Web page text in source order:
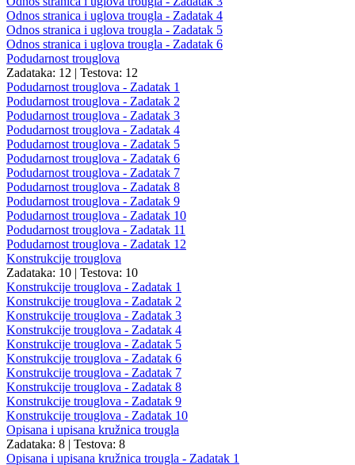
Odnos stranica i uglova trougla - Zadatak 4
Odnos stranica i uglova trougla - Zadatak 5
Odnos stranica i uglova trougla - Zadatak 6
Podudarnost trouglova
Zadataka: 12 | Testova: 12
Podudarnost trouglova - Zadatak 1
Podudarnost trouglova - Zadatak 2
Podudarnost trouglova - Zadatak 3
Podudarnost trouglova - Zadatak 4
Podudarnost trouglova - Zadatak 5
Podudarnost trouglova - Zadatak 6
Podudarnost trouglova - Zadatak 7
Podudarnost trouglova - Zadatak 8
Podudarnost trouglova - Zadatak 9
Podudarnost trouglova - Zadatak 10
Podudarnost trouglova - Zadatak 11
Podudarnost trouglova - Zadatak 12
Konstrukcije trouglova
Zadataka: 10 | Testova: 10
Konstrukcije trouglova - Zadatak 1
Konstrukcije trouglova - Zadatak 2
Konstrukcije trouglova - Zadatak 3
Konstrukcije trouglova - Zadatak 4
Konstrukcije trouglova - Zadatak 5
Konstrukcije trouglova - Zadatak 6
Konstrukcije trouglova - Zadatak 7
Konstrukcije trouglova - Zadatak 8
Konstrukcije trouglova - Zadatak 9
Konstrukcije trouglova - Zadatak 10
Opisana i upisana kružnica trougla
Zadataka: 8 | Testova: 8
Opisana i upisana kružnica trougla - Zadatak 1